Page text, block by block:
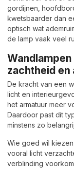
gordijnen,
kwetsbaarder dan
optisch wat
de lamp vaak veel
zachtheid en
De kracht van een
licht en
het armatuur meer
Daardoor past dit
minstens zo
Wie goed wil
vooral licht
verblinding